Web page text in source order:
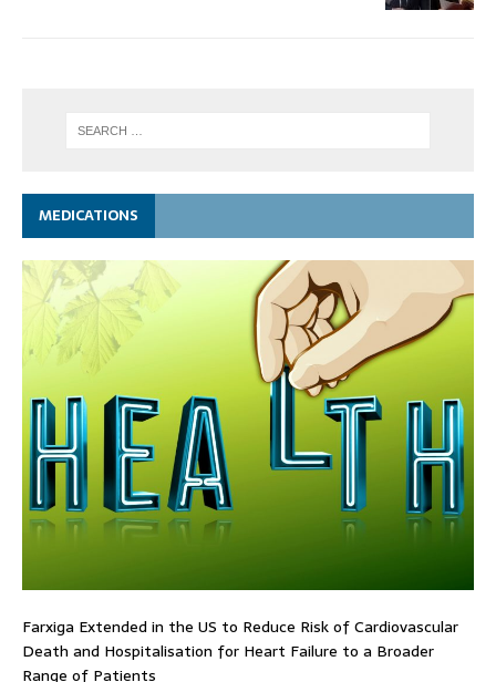
MEDICATIONS
Farxiga Extended in the US to Reduce Risk of Cardiovascular
Death and Hospitalisation for Heart Failure to a Broader
Range of Patients